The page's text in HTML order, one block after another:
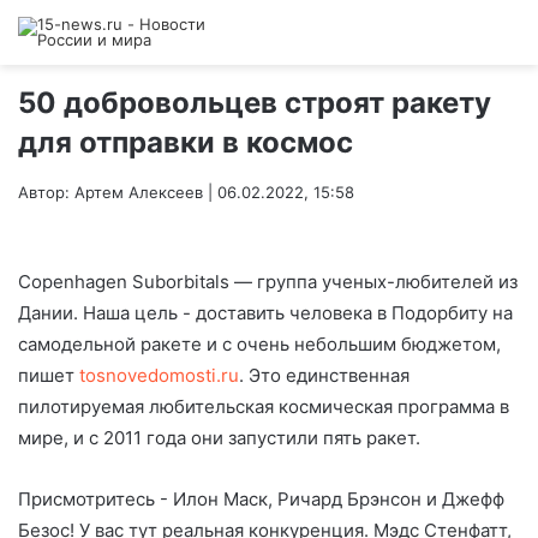
50 добровольцев строят ракету
для отправки в космос
Автор: Артем Алексеев | 06.02.2022, 15:58
Copenhagen Suborbitals — группа ученых-любителей из
Дании. Наша цель - доставить человека в Подорбиту на
самодельной ракете и с очень небольшим бюджетом,
пишет tosnovedomosti.ru. Это единственная
пилотируемая любительская космическая программа в
мире, и с 2011 года они запустили пять ракет.
Присмотритесь - Илон Маск, Ричард Брэнсон и Джефф
Безос! У вас тут реальная конкуренция. Мэдс Стенфатт,